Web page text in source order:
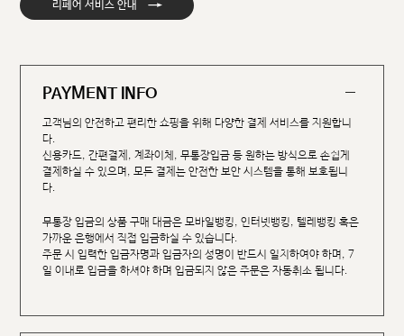
리페어 서비스 안내 →
PAYMENT INFO
고객님의 안전하고 편리한 쇼핑을 위해 다양한 결제 서비스를 지원합니
다.
신용카드, 간편결제, 계좌이체, 무통장입금 등 원하는 방식으로 손쉽게
결제하실 수 있으며, 모든 결제는 안전한 보안 시스템을 통해 보호됩니
다.
무통장 입금의 상품 구매 대금은 모바일뱅킹, 인터넷뱅킹, 텔레뱅킹 혹은
가까운 은행에서 직접 입금하실 수 있습니다.
주문 시 입력한 입금자명과 입금자의 성명이 반드시 일치하여야 하며, 7
일 이내로 입금을 하셔야 하며 입금되지 않은 주문은 자동취소 됩니다.